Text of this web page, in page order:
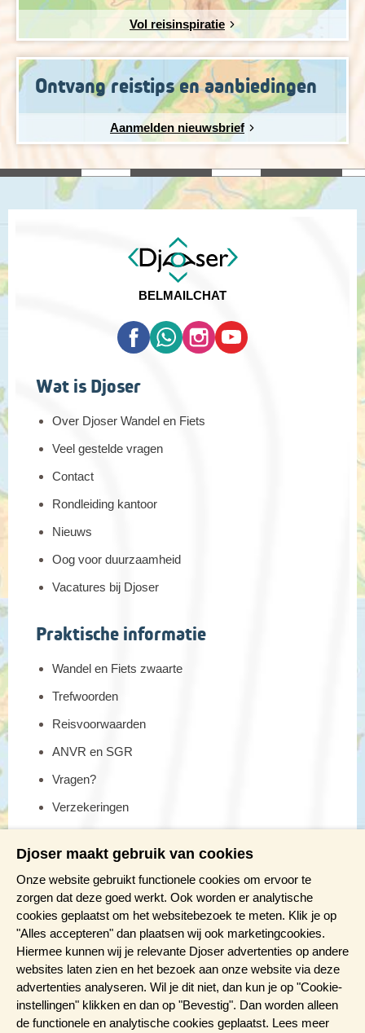
Vol reisinspiratie
Ontvang reistips en aanbiedingen
Aanmelden nieuwsbrief
BELMAILCHAT
Wat is Djoser
Over Djoser Wandel en Fiets
Veel gestelde vragen
Contact
Rondleiding kantoor
Nieuws
Oog voor duurzaamheid
Vacatures bij Djoser
Praktische informatie
Wandel en Fiets zwaarte
Trefwoorden
Reisvoorwaarden
ANVR en SGR
Vragen?
Verzekeringen
Meer weten?
Brochure aanvragen
Presentaties en Infodagen
Aanmelden nieuwsbrief
Djoser maakt gebruik van cookies
Onze website gebruikt functionele cookies om ervoor te
zorgen dat deze goed werkt. Ook worden er analytische
cookies geplaatst om het websitebezoek te meten. Klik je op
"Alles accepteren" dan plaatsen wij ook marketingcookies.
Hiermee kunnen wij je relevante Djoser advertenties op andere
websites laten zien en het bezoek aan onze website via deze
advertenties analyseren. Wil je dit niet, dan kun je op "Cookie-
instellingen" klikken en dan op "Bevestig". Dan worden alleen
de functionele en analytische cookies geplaatst. Lees meer